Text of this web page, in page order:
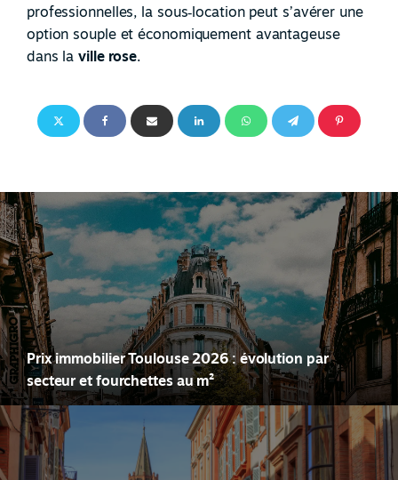
professionnelles, la sous‑location peut s’avérer une
option souple et économiquement avantageuse
dans laville rose.
Prix immobilier Toulouse 2026 : évolution par
secteur et fourchettes au m²